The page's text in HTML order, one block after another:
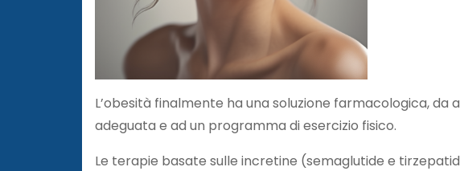
L’obesità finalmente ha una soluzione farmacologica,
adeguata e ad un programma di esercizio fisico.
Le terapie basate sulle incretine (semaglutide e